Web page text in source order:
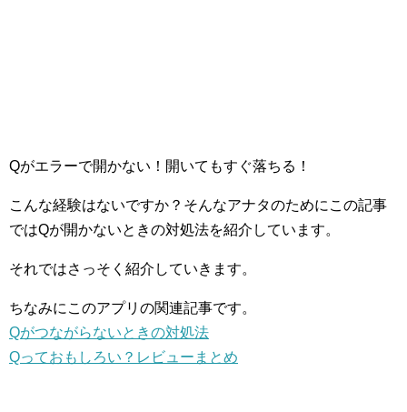
Qがエラーで開かない！開いてもすぐ落ちる！
こんな経験はないですか？そんなアナタのためにこの記事
ではQが開かないときの対処法を紹介しています。
それではさっそく紹介していきます。
ちなみにこのアプリの関連記事です。
Qがつながらないときの対処法
Qっておもしろい？レビューまとめ